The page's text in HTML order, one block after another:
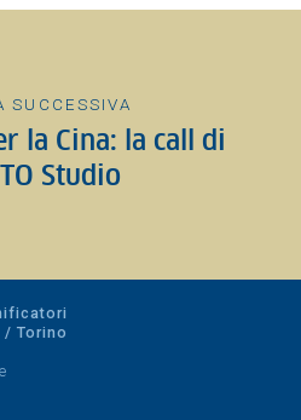
SUCCESSIVA
la Cina: la call di
Studio
/ Torino